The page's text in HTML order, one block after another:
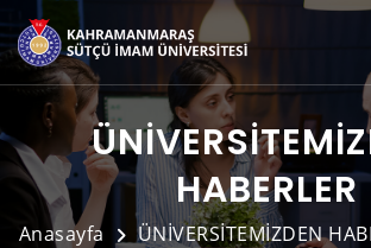
HABERLER
Anasayfa ÜNİVERSİTEMİZDEN